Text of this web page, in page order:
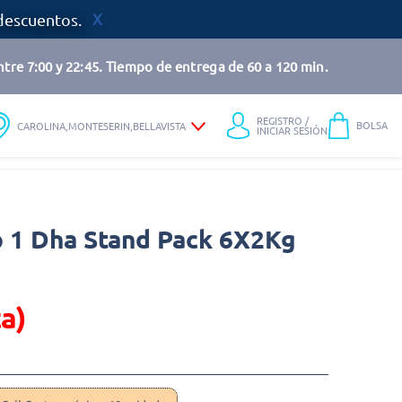
7:00 y 22:45. Tiempo de entrega de 60 a 120 min.
CAROLINA,MONTESERIN,BELLAVISTA REGISTRO /
INICIAR SESIÓN BOLSA
Dha Stand Pack 6X2Kg